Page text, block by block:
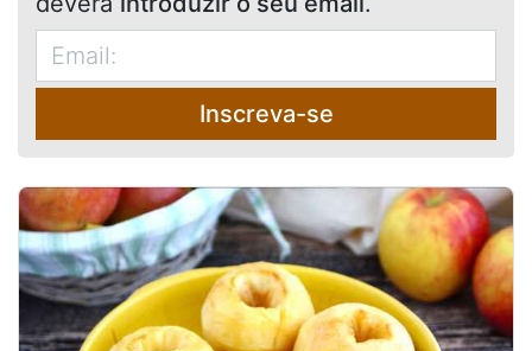
Inscreva-se